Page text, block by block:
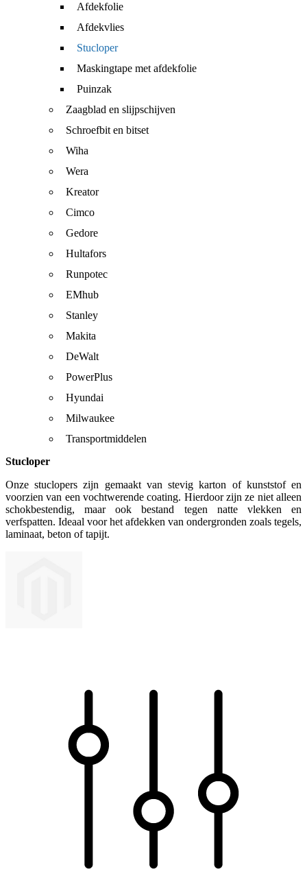
Afdekfolie
Afdekvlies
Stucloper
Maskingtape met afdekfolie
Puinzak
Zaagblad en slijpschijven
Schroefbit en bitset
Wiha
Wera
Kreator
Cimco
Gedore
Hultafors
Runpotec
EMhub
Stanley
Makita
DeWalt
PowerPlus
Hyundai
Milwaukee
Transportmiddelen
Stucloper
Onze stuclopers zijn gemaakt van stevig karton of kunststof en
voorzien van een vochtwerende coating. Hierdoor zijn ze niet alleen
schokbestendig, maar ook bestand tegen natte vlekken en
verfspatten. Ideaal voor het afdekken van ondergronden zoals tegels,
laminaat, beton of tapijt.